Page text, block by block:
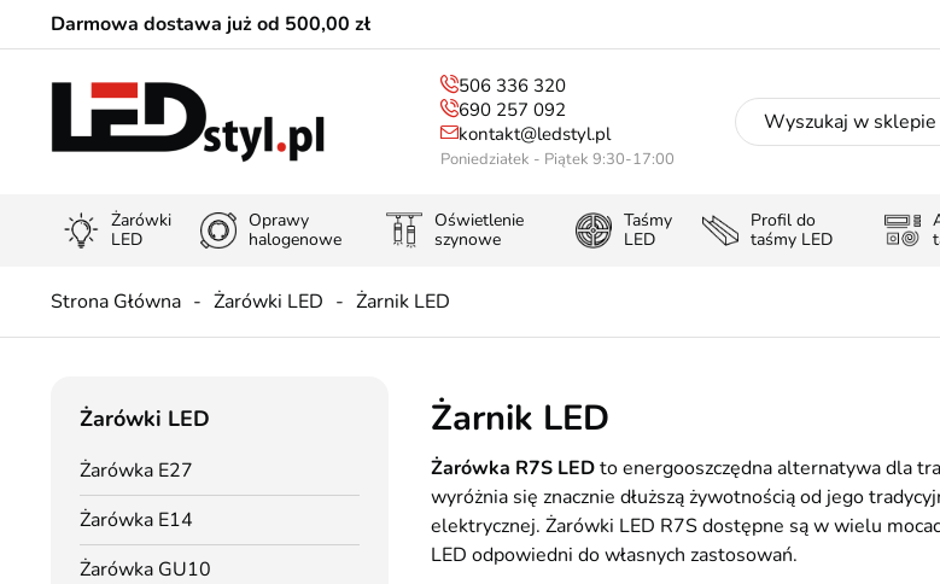
Darmowa dostawa już od 500,00 zł
506 336 320
690 257 092
kontakt@ledstyl.pl
Poniedziałek - Piątek 9:30-17:00
Żarówki
LED
Oprawy
halogenowe
Oświetlenie
szynowe
Taśmy
LED
Profil do
taśmy LED
Strona Główna Żarówki LED Żarnik LED
Żarówki LED
Żarówka E27
Żarówka E14
Żarówka GU10
Żarnik LED
Żarówka R7S LEDto energooszczędna alternatywa dla
wyróżnia się znacznie dłuższą żywotnością od jego
elektrycznej. Żarówki LED R7S dostępne są w wielu
LED odpowiedni do własnych zastosowań.